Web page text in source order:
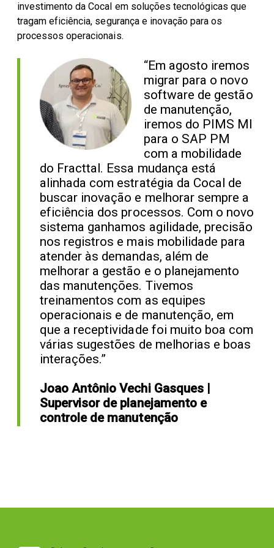
investimento da Cocal em soluções tecnológicas que
tragam eficiência, segurança e inovação para os
processos operacionais.
“Em agosto iremos
migrar para o novo
software de gestão
de manutenção,
iremos do PIMS MI
para o SAP PM
com a mobilidade
do Fracttal. Essa mudança está
alinhada com estratégia da Cocal de
buscar inovação e melhorar sempre a
eficiência dos processos. Com o novo
sistema ganhamos agilidade, precisão
nos registros e mais mobilidade para
atender às demandas, além de
melhorar a gestão e o planejamento
das manutenções. Tivemos
treinamentos com as equipes
operacionais e de manutenção, em
que a receptividade foi muito boa com
várias sugestões de melhorias e boas
interações.”
Joao Antônio Vechi Gasques |
Supervisor de planejamento e
controle de manutenção